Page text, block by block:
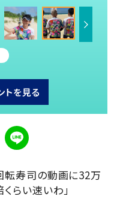
トを見る
寿司の動画に32万
らい速いわ」